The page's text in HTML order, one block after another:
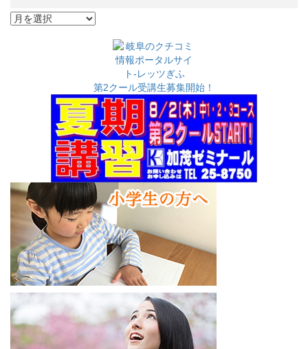
ア
第2クール受講生募集開始！